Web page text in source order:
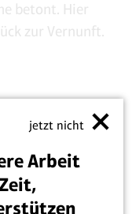
betont. Hier
zur Vernunft.
lesen Novo
damit wir
können.
jetzt nicht
Arbeit